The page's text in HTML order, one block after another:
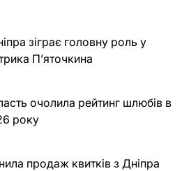
зіграє головну роль у
П’яточкина
очолила рейтинг шлюбів в
року
продаж квитків з Дніпра